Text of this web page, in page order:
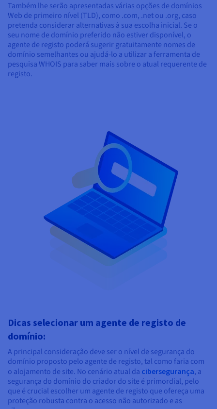
Também lhe serão apresentadas várias opções de domínios
Web de primeiro nível (TLD), como .com, .net ou .org, caso
pretenda considerar alternativas à sua escolha inicial. Se o
seu nome de domínio preferido não estiver disponível, o
agente de registo poderá sugerir gratuitamente nomes de
domínio semelhantes ou ajudá-lo a utilizar a ferramenta de
pesquisa WHOIS para saber mais sobre o atual requerente de
registo.
Dicas selecionar um agente de registo de
domínio:
A principal consideração deve ser o nível de segurança do
domínio proposto pelo agente de registo, tal como faria com
o alojamento de site. No cenário atual da cibersegurança, a
segurança do domínio do criador do site é primordial, pelo
que é crucial escolher um agente de registo que ofereça uma
proteção robusta contra o acesso não autorizado e as